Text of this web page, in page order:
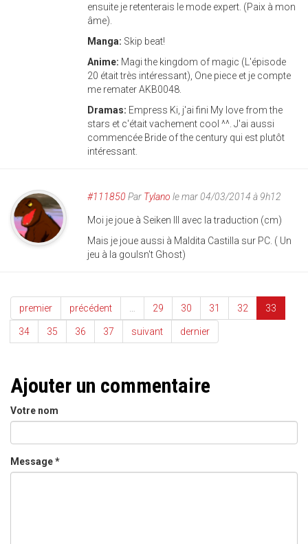
ensuite je retenterais le mode expert. (Paix à mon
âme).
Manga: Skip beat!
Anime: Magi the kingdom of magic (L'épisode
20 était très intéressant), One piece et je compte
me remater AKB0048.
Dramas: Empress Ki, j'ai fini My love from the
stars et c'était vachement cool ^^. J'ai aussi
commencée Bride of the century qui est plutôt
intéressant.
#111850 Par Tylano le mar 04/03/2014 à 9h12
Moi je joue à Seiken III avec la traduction (cm)
Mais je joue aussi à Maldita Castilla sur PC. ( Un
jeu à la goulsn't Ghost)
premier précédent … 29 30 31 32 33
34 35 36 37 suivant dernier
Ajouter un commentaire
Votre nom
Message*